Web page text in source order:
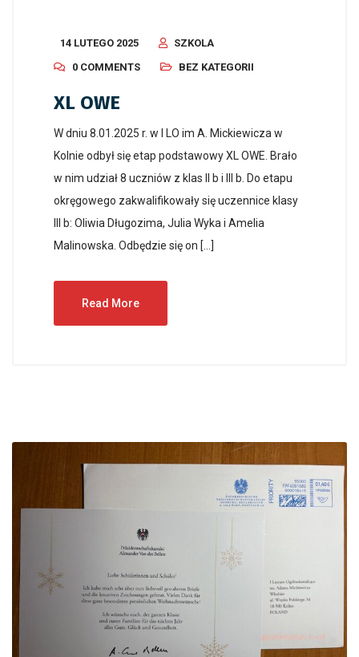
14 LUTEGO 2025
SZKOLA
0 COMMENTS
BEZ KATEGORII
XL OWE
W dniu 8.01.2025 r. w I LO im A. Mickiewicza w
Kolnie odbył się etap podstawowy XL OWE. Brało
w nim udział 8 uczniów z klas II b i III b. Do etapu
okręgowego zakwalifikowały się uczennice klasy
III b: Oliwia Długozima, Julia Wyka i Amelia
Malinowska. Odbędzie się on […]
Read More